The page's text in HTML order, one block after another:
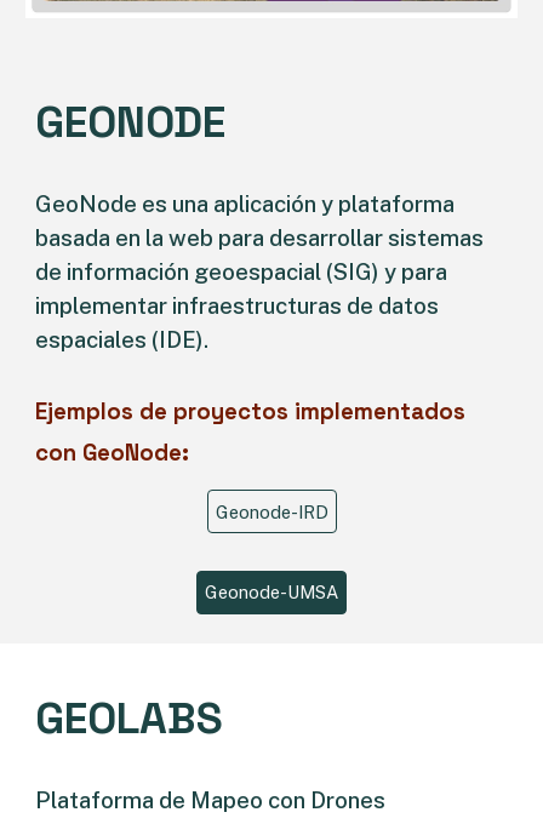
GEONODE
GeoNode es una aplicación y plataforma
basada en la web para desarrollar sistemas
de información geoespacial (SIG) y para
implementar infraestructuras de datos
espaciales (IDE).
Ejemplos de proyectos implementados
con GeoNode:
Geonode-IRD
Geonode-UMSA
GEOLABS
Plataforma de Mapeo con Drones